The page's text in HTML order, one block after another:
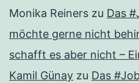
Monika Reiners zu Das
möchte gerne nicht
schafft es aber nicht –
Kamil Günay zu Das